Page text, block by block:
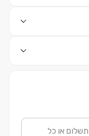
תורמת